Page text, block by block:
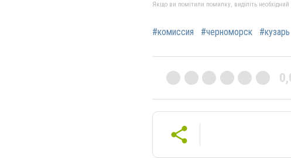
Якщо ви помітили помилку, виділіть
#комиссия #черноморск #кузарь